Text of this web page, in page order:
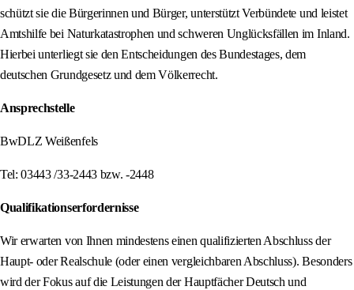
schützt sie die Bürgerinnen und Bürger, unterstützt Verbündete und leistet
Amtshilfe bei Naturkatastrophen und schweren Unglücksfällen im Inland.
Hierbei unterliegt sie den Entscheidungen des Bundestages, dem
deutschen Grundgesetz und dem Völkerrecht.
Ansprechstelle
BwDLZ Weißenfels
Tel: 03443 /33-2443 bzw. -2448
Qualifikationserfordernisse
Wir erwarten von Ihnen mindestens einen qualifizierten Abschluss der
Haupt- oder Realschule (oder einen vergleichbaren Abschluss). Besonders
wird der Fokus auf die Leistungen der Hauptfächer Deutsch und